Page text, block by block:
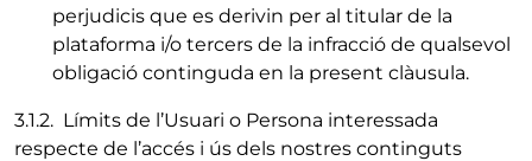
perjudicis que es derivin per al titular de la
plataforma i/o tercers de la infracció de qualsevol
obligació continguda en la present clàusula.
3.1.2. Límits de l’Usuari o Persona interessada
respecte de l’accés i ús dels nostres continguts